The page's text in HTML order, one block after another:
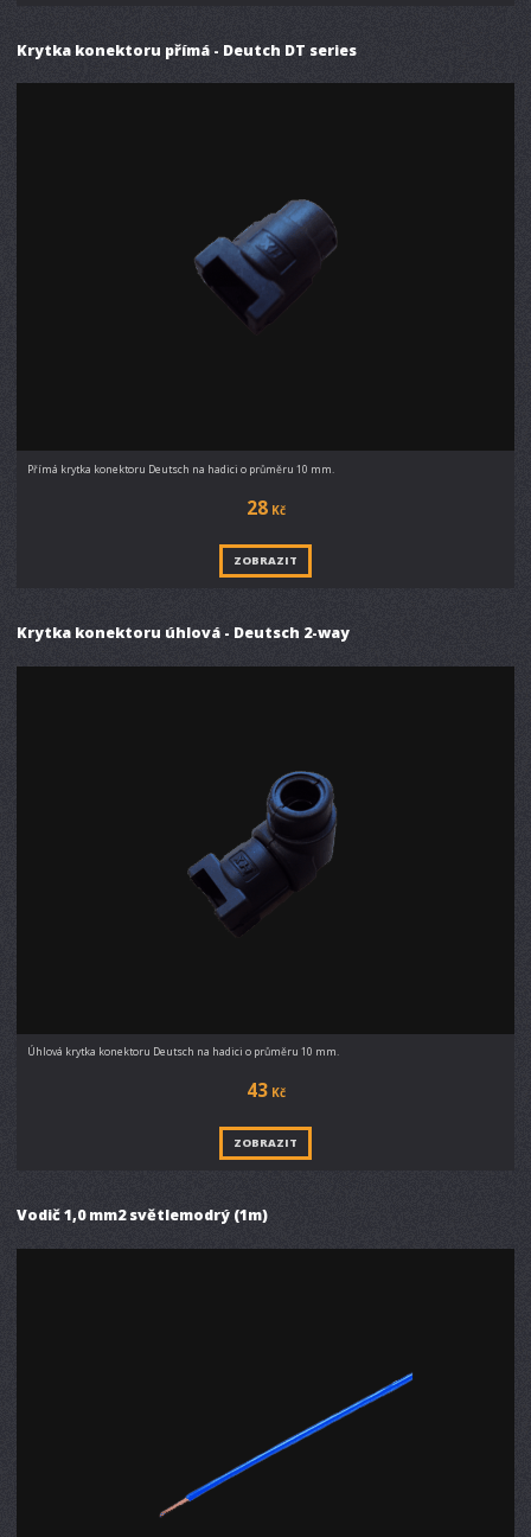
Krytka konektoru přímá - Deutch DT series
Přímá krytka konektoru Deutsch na hadici o průměru 10 mm.
28Kč
ZOBRAZIT
Krytka konektoru úhlová - Deutsch 2-way
Úhlová krytka konektoru Deutsch na hadici o průměru 10 mm.
43Kč
ZOBRAZIT
Vodič 1,0 mm2 světlemodrý (1m)